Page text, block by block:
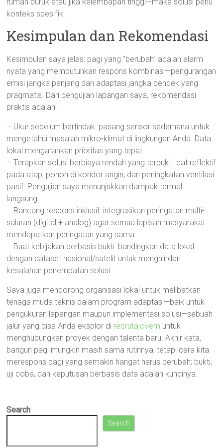
konteks spesifik.
Kesimpulan dan Rekomendasi
Kesimpulan saya jelas: pagi yang “berubah” adalah alarm
nyata yang membutuhkan respons kombinasi—pengurangan
emisi jangka panjang dan adaptasi jangka pendek yang
pragmatis. Dari pengujian lapangan saya, rekomendasi
praktis adalah:
– Ukur sebelum bertindak: pasang sensor sederhana untuk
mengetahui masalah mikro-klimat di lingkungan Anda. Data
lokal mengarahkan prioritas yang tepat.
– Terapkan solusi berbiaya rendah yang terbukti: cat reflektif
pada atap, pohon di koridor angin, dan peningkatan ventilasi
pasif. Pengujian saya menunjukkan dampak termal
langsung.
– Rancang respons inklusif: integrasikan peringatan multi-
saluran (digital + analog) agar semua lapisan masyarakat
mendapatkan peringatan yang sama.
– Buat kebijakan berbasis bukti: bandingkan data lokal
dengan dataset nasional/satelit untuk menghindari
kesalahan penempatan solusi.
Saya juga mendorong organisasi lokal untuk melibatkan
tenaga muda teknis dalam program adaptasi—baik untuk
pengukuran lapangan maupun implementasi solusi—sebuah
jalur yang bisa Anda eksplor di recrutajovem untuk
menghubungkan proyek dengan talenta baru. Akhir kata,
bangun pagi mungkin masih sama rutinnya, tetapi cara kita
merespons pagi yang semakin hangat harus berubah; bukti,
uji coba, dan keputusan berbasis data adalah kuncinya.
Search
Search